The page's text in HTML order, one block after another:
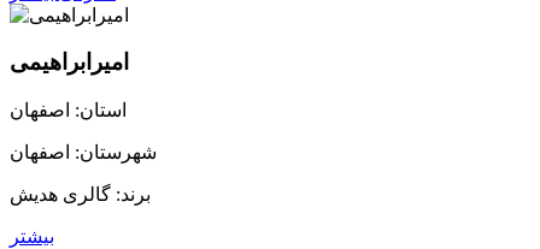
امیرابراهیمی
استان: اصفهان
شهرستان: اصفهان
برند: گالری هدیش
بیشتر